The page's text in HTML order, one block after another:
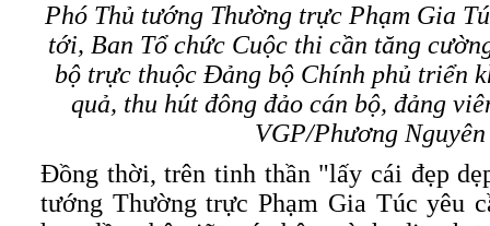
Phó Thủ tướng Thường trực Phạm Gia
tới, Ban Tổ chức Cuộc thi cần tăng
bộ trực thuộc Đảng bộ Chính phủ triển
quả, thu hút đông đảo cán bộ, đảng
VGP/Phương Nguyên
Đồng thời, trên tinh thần "lấy cái đẹp
tướng Thường trực Phạm Gia Túc yêu